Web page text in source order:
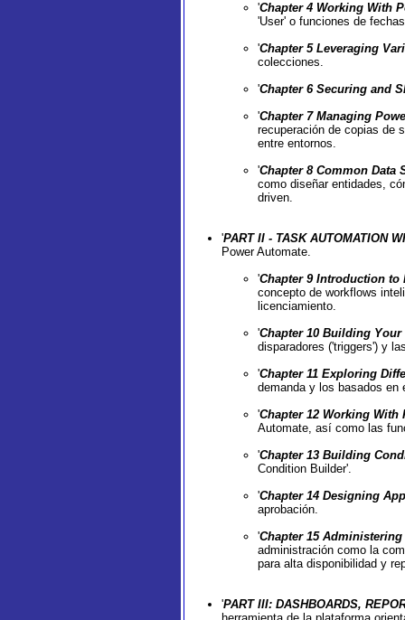
'Chapter 4 Working With
'User' o funciones de
'Chapter 5 Leveraging
colecciones.
'Chapter 6 Securing and
'Chapter 7 Managing
recuperación de copias de
entre entornos.
'Chapter 8 Common Data
como diseñar entidades,
driven.
'PART II - TASK AUTOMATION
Power Automate.
'Chapter 9 Introduction
concepto de workflows
licenciamiento.
'Chapter 10 Building
disparadores ('triggers') y
'Chapter 11 Exploring
demanda y los basados en
'Chapter 12 Working
Automate, así como las
'Chapter 13 Building
Condition Builder'.
'Chapter 14 Designing
aprobación.
'Chapter 15
administración como la
para alta disponibilidad y
'PART III: DASHBOARDS,